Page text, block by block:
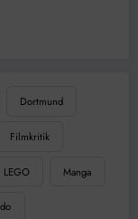
Dortmund
Filmkritik
LEGO Manga